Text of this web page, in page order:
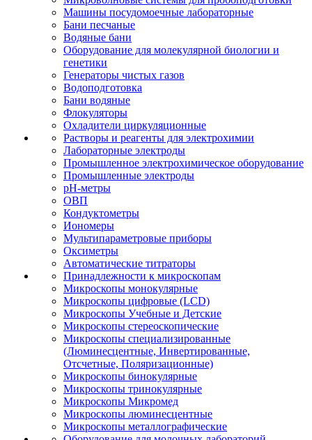
Машины посудомоечные лабораторные
Бани песчаные
Водяные бани
Оборудование для молекулярной биологии и
генетики
Генераторы чистых газов
Водоподготовка
Бани водяные
Флокуляторы
Охладители циркуляционные
Растворы и реагенты для электрохимии
Лабораторные электроды
Промышленное электрохимическое оборудование
Промышленные электроды
pH-метры
ОВП
Кондуктометры
Иономеры
Мультипараметровые приборы
Оксиметры
Автоматические титраторы
Принадлежности к микроскопам
Микроскопы монокулярные
Микроскопы цифровые (LCD)
Микроскопы Учебные и Детские
Микроскопы стереоскопические
Микроскопы специализированные
(Люминесцентные, Инвертированные,
Отсчетные, Поляризационные)
Микроскопы бинокулярные
Микроскопы тринокулярные
Микроскопы Микромед
Микроскопы люминесцентные
Микроскопы металлографические